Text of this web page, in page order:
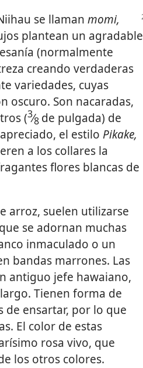
se llaman momi,
plantean un agradable
(normalmente
creando verdaderas
variedades, cuyas
oscuro. Son nacaradas,
(3⁄8 de pulgada) de
el estilo Pikake,
a los collares la
flores blancas de
arroz, suelen utilizarse
se adornan muchas
inmaculado o un
bandas marrones. Las
antiguo jefe hawaiano,
Tienen forma de
de ensartar, por lo que
El color de estas
rosa vivo, que
los otros colores.